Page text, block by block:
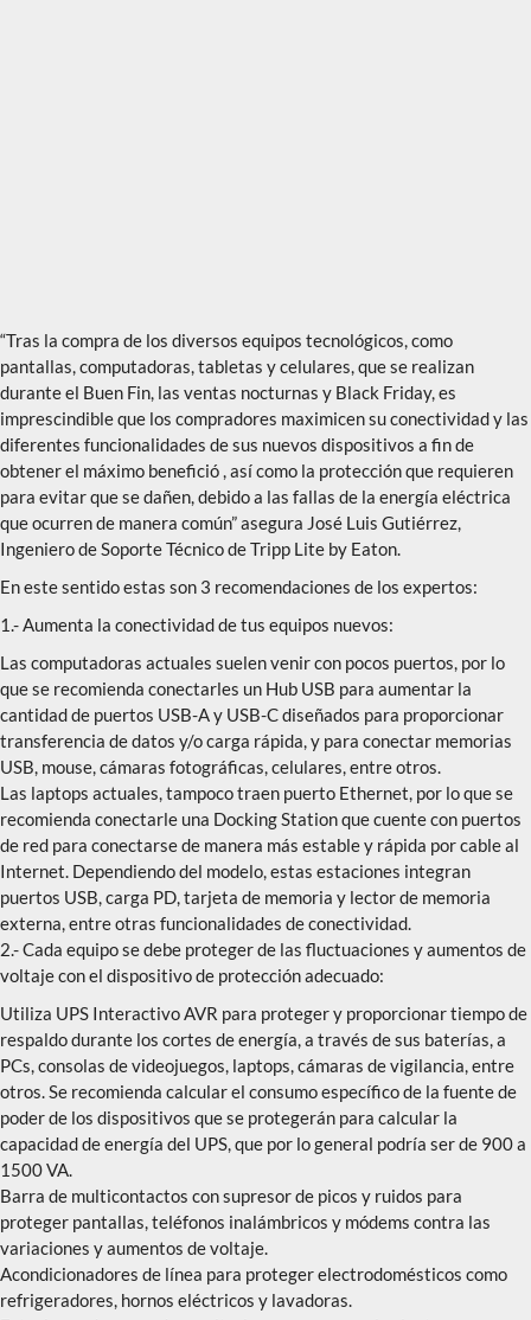
“Tras la compra de los diversos equipos tecnológicos, como
pantallas, computadoras, tabletas y celulares, que se realizan
durante el Buen Fin, las ventas nocturnas y Black Friday, es
imprescindible que los compradores maximicen su conectividad y las
diferentes funcionalidades de sus nuevos dispositivos a fin de
obtener el máximo benefició , así como la protección que requieren
para evitar que se dañen, debido a las fallas de la energía eléctrica
que ocurren de manera común” asegura José Luis Gutiérrez,
Ingeniero de Soporte Técnico de Tripp Lite by Eaton.
En este sentido estas son 3 recomendaciones de los expertos:
1.- Aumenta la conectividad de tus equipos nuevos:
Las computadoras actuales suelen venir con pocos puertos, por lo
que se recomienda conectarles un Hub USB para aumentar la
cantidad de puertos USB-A y USB-C diseñados para proporcionar
transferencia de datos y/o carga rápida, y para conectar memorias
USB, mouse, cámaras fotográficas, celulares, entre otros.
Las laptops actuales, tampoco traen puerto Ethernet, por lo que se
recomienda conectarle una Docking Station que cuente con puertos
de red para conectarse de manera más estable y rápida por cable al
Internet. Dependiendo del modelo, estas estaciones integran
puertos USB, carga PD, tarjeta de memoria y lector de memoria
externa, entre otras funcionalidades de conectividad.
2.- Cada equipo se debe proteger de las fluctuaciones y aumentos de
voltaje con el dispositivo de protección adecuado:
Utiliza UPS Interactivo AVR para proteger y proporcionar tiempo de
respaldo durante los cortes de energía, a través de sus baterías, a
PCs, consolas de videojuegos, laptops, cámaras de vigilancia, entre
otros. Se recomienda calcular el consumo específico de la fuente de
poder de los dispositivos que se protegerán para calcular la
capacidad de energía del UPS, que por lo general podría ser de 900 a
1500 VA.
Barra de multicontactos con supresor de picos y ruidos para
proteger pantallas, teléfonos inalámbricos y módems contra las
variaciones y aumentos de voltaje.
Acondicionadores de línea para proteger electrodomésticos como
refrigeradores, hornos eléctricos y lavadoras.